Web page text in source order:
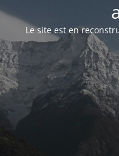
Le site est en